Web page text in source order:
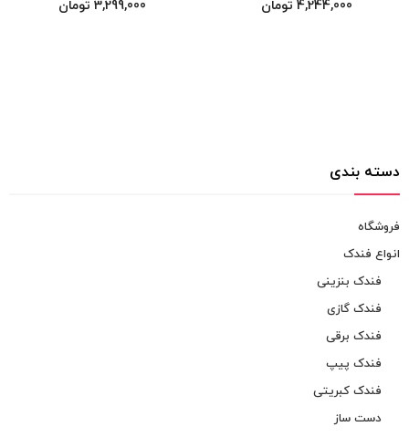
4,244,000 تومان 3,299,000 تومان
دسته بندی
فروشگاه
انواع فندک
فندک بنزینی
فندک گازی
فندک برقی
فندک پیپ
فندک کبریتی
دست ساز